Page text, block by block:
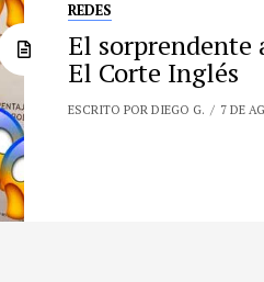
REDES
El sorprendente
El Corte Inglés
ESCRITO POR DIEGO G. 7 DE